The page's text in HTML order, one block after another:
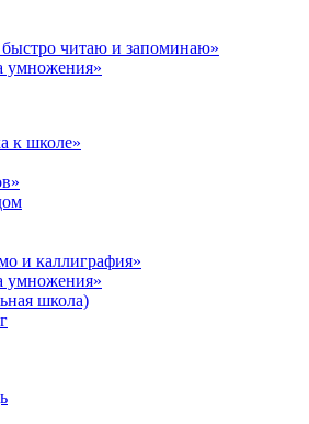
читаю и запоминаю»
умножения»
к школе»
и каллиграфия»
умножения»
школа)